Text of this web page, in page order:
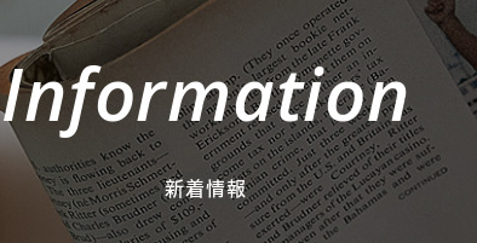
Information
新着情報